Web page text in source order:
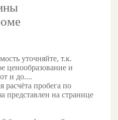
уточняйте, т.к.
ценообразование и
и до....
расчёта пробега по
представлен на странице